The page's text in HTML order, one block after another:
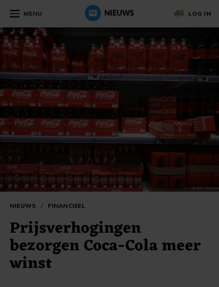
MENU LOG IN
NIEUWS / FINANCIEEL
Prijsverhogingen
bezorgen Coca-Cola meer
winst